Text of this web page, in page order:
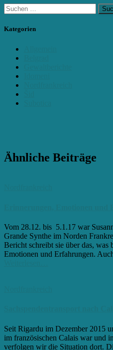
Suchen
nach:
Kategorien
Ähnliche Beiträge
Vom 28.12. bis 5.1.17 war
Grande Synthe im Norden
Bericht schreibt sie über das, was
Emotionen und Erfahrungen.
Seit Rigardu im Dezember 2015
im französischen Calais war und
verfolgen wir die Situation dort.